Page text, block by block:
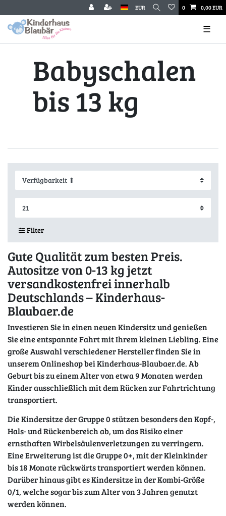
EUR 0 0,00 EUR
☰
Babyschalen
bis 13 kg
Filter
Gute Qualität zum besten Preis.
Autositze von 0-13 kg jetzt
versandkostenfrei innerhalb
Deutschlands – Kinderhaus-
Blaubaer.de
Investieren Sie in einen neuen Kindersitz und genießen
Sie eine entspannte Fahrt mit Ihrem kleinen Liebling. Eine
große Auswahl verschiedener Hersteller finden Sie in
unserem Onlineshop bei Kinderhaus-Blaubaer.de. Ab
Geburt bis zu einem Alter von etwa 9 Monaten werden
Kinder ausschließlich mit dem Rücken zur Fahrtrichtung
transportiert.
Die Kindersitze der Gruppe 0 stützen besonders den Kopf-,
Hals- und Rückenbereich ab, um das Risiko einer
ernsthaften Wirbelsäulenverletzungen zu verringern.
Eine Erweiterung ist die Gruppe 0+, mit der Kleinkinder
bis 18 Monate rückwärts transportiert werden können.
Darüber hinaus gibt es Kindersitze in der Kombi-Größe
0/1, welche sogar bis zum Alter von 3 Jahren genutzt
werden können.